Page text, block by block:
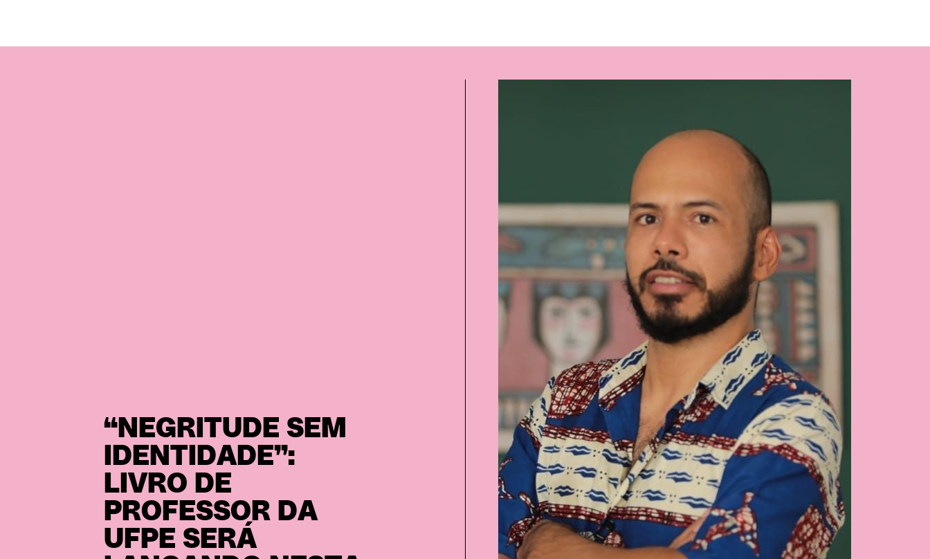
“NEGRITUDE SEM
IDENTIDADE”:
LIVRO DE
PROFESSOR DA
UFPE SERÁ